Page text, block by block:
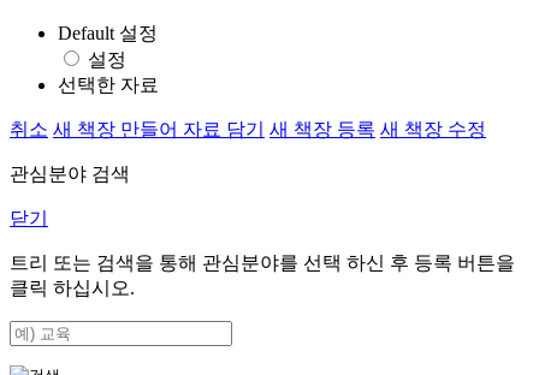
Default 설정
설정
선택한 자료
취소 새 책장 만들어 자료 담기 새 책장 등록 새 책장 수정
관심분야 검색
닫기
트리 또는 검색을 통해 관심분야를 선택 하신 후 등록 버튼을
클릭 하십시오.